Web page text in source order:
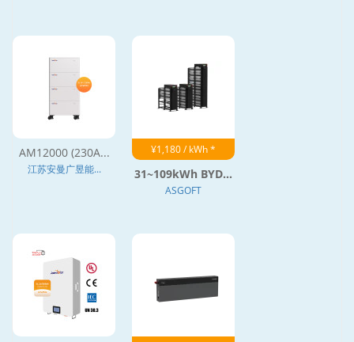
AM12000 (230A...
江苏安曼广昱能...
¥1,180 / kWh *
31~109kWh BYD...
ASGOFT